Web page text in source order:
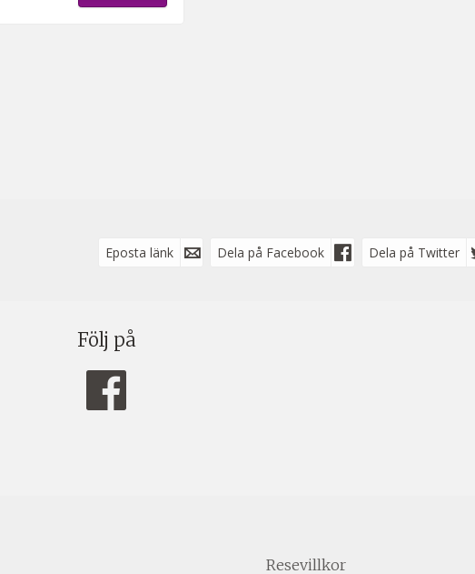
Eposta länk Dela på Facebook Dela på Twitter
Följ på
Resevillkor